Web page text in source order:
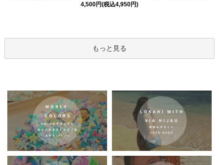
4,500円(税込4,950円)
もっと見る